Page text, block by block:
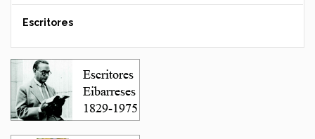
Escritores